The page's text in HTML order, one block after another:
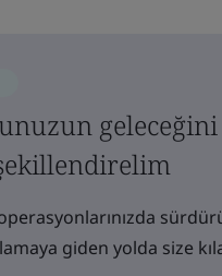
geleceğini
giden yolda size